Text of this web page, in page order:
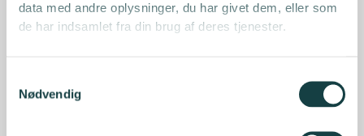
data med andre oplysninger, du har givet dem, eller som
de har indsamlet fra din brug af deres tjenester.
Nødvendig